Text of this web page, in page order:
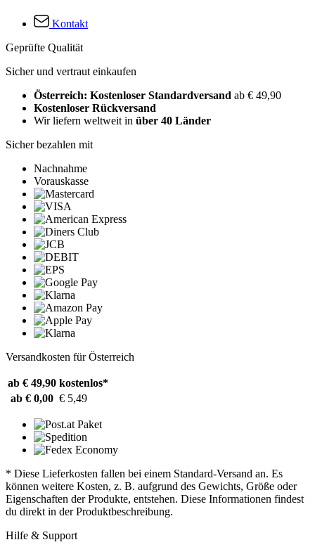
Kontakt
Geprüfte Qualität
Sicher und vertraut einkaufen
Österreich: Kostenloser Standardversand ab € 49,90
Kostenloser Rückversand
Wir liefern weltweit in über 40 Länder
Sicher bezahlen mit
Nachnahme
Vorauskasse
Versandkosten für Österreich
ab € 49,90 kostenlos*
ab € 0,00 € 5,49
* Diese Lieferkosten fallen bei einem Standard-Versand an. Es
können weitere Kosten, z. B. aufgrund des Gewichts, Größe oder
Eigenschaften der Produkte, entstehen. Diese Informationen findest
du direkt in der Produktbeschreibung.
Hilfe & Support